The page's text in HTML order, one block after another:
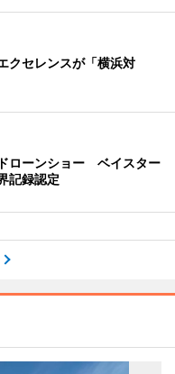
クセレンスが「横浜対
ローンショー ベイスター
記録認定